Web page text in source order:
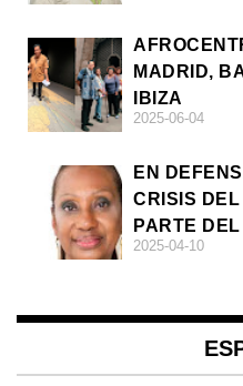
MADRID,
IBIZA
2025-06-04
EN
CRISIS
PARTE
2025-04-10